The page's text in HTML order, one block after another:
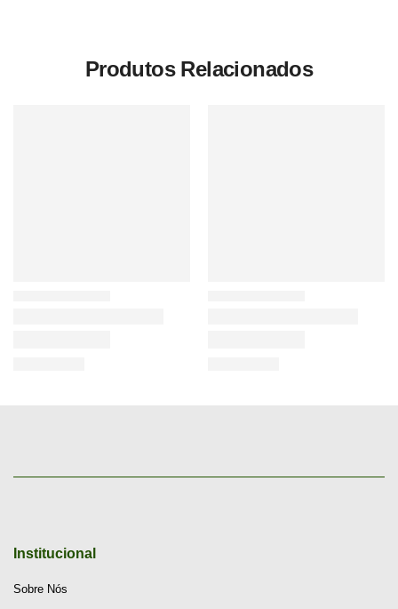
Produtos Relacionados
Institucional
Sobre Nós